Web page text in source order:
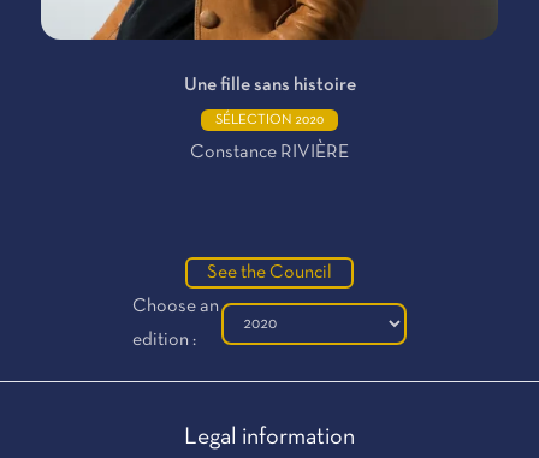
Une fille sans histoire
SÉLECTION 2020
Constance RIVIÈRE
See the Council
Choose an
edition :
Legal information